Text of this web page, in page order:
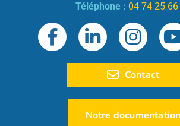
Téléphone : 04 74 25
Contact
Notre documentation